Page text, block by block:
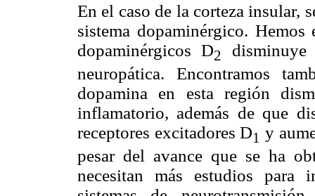
En el caso de la corteza insular,
sistema dopaminérgico.
dopaminérgicos D2
neuropática. Encontramos
dopamina en esta región
inflamatorio, además de que
receptores excitadores D1 y
pesar del avance que se ha
necesitan más estudios para